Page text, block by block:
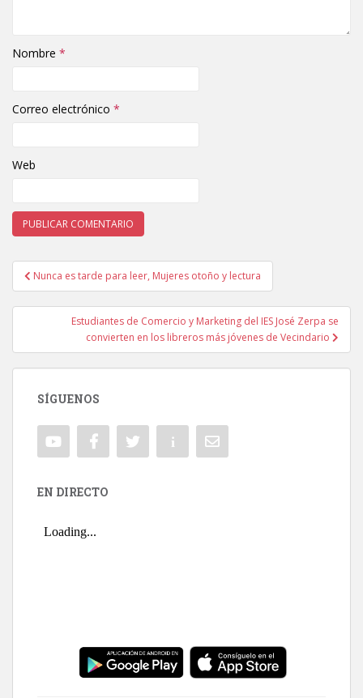
Nombre *
Correo electrónico *
Web
Navegación de entradas
Nunca es tarde para leer, Mujeres otoño y lectura
Estudiantes de Comercio y Marketing del IES José Zerpa se
convierten en los libreros más jóvenes de Vecindario
SÍGUENOS
EN DIRECTO